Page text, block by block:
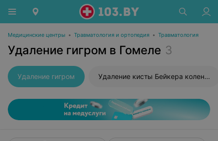
Медицинские центры • Травматология и ортопедия • Травматология
Удаление гигром в Гомеле 3
Удаление гигром Удаление кисты Бейкера коленного сустава